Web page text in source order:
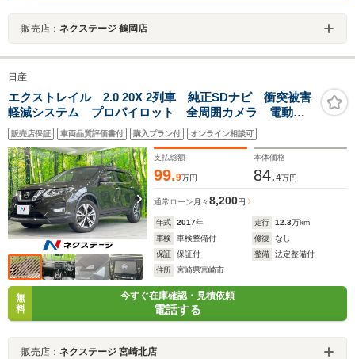
販売店： ネクステージ 鶴岡店
日産
エクストレイル 2.0 20X 2列車 純正SDナビ 衝突被害
軽減システム プロパイロット 全周囲カメラ 電動リ
アゲート 合皮シート コーナーセンサー スマートキ
ー LEDヘッド ビルトインETC 純正18インチアルミ
販売店保証 車両品質評価書付 購入プラン付 オンライン相談可
支払総額
99.9万円
本体価格
84.4万円
通常ローン 月々8,200円
年式 2017年 走行 12.3万km
車検
車検整備付 修復
なし
保証
保証付 整備
法定整備付
住所
宮崎県宮崎市
無
料
今すぐ在庫確認・見積依頼
電話する
販売店： ネクステージ 宮崎北店